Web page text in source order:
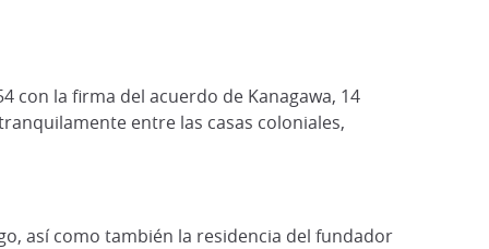
con la firma del acuerdo de Kanagawa, 14
entre las casas coloniales,
así como también la residencia del fundador